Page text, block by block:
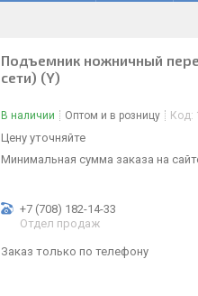
Подъемник ножничный
сети) (Y)
В наличии Оптом и в розницу Код:
Цену уточняйте
Минимальная сумма заказа на
+7 (708) 182-14-33
Отдел продаж
Заказ только по телефону